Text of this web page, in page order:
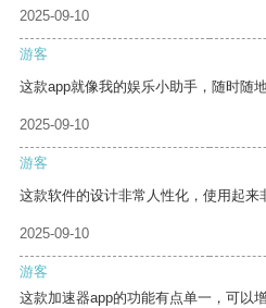
2025-09-10
游客
这款app就像我的娱乐小助手，随时随
2025-09-10
游客
这款软件的设计非常人性化，使用起来
2025-09-10
游客
这款加速器app的功能有点单一，可以